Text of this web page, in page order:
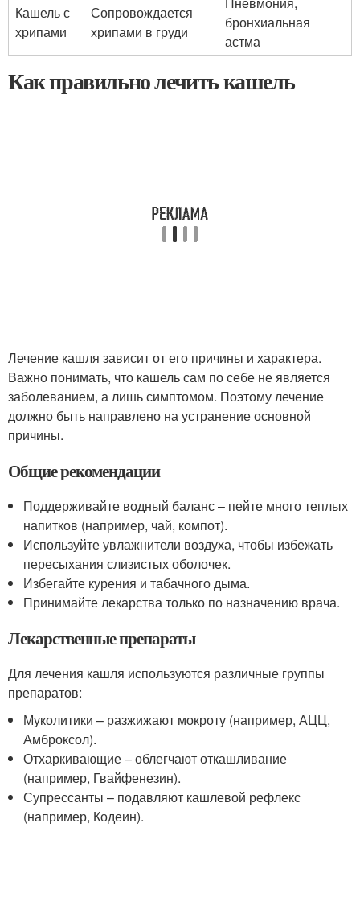
Кашель с
хрипами
Сопровождается
хрипами в груди
бронхиальная
астма
Как правильно лечить кашель
Лечение кашля зависит от его причины и характера.
Важно понимать, что кашель сам по себе не является
заболеванием, а лишь симптомом. Поэтому лечение
должно быть направлено на устранение основной
причины.
Общие рекомендации
Поддерживайте водный баланс – пейте много теплых
напитков (например, чай, компот).
Используйте увлажнители воздуха, чтобы избежать
пересыхания слизистых оболочек.
Избегайте курения и табачного дыма.
Принимайте лекарства только по назначению врача.
Лекарственные препараты
Для лечения кашля используются различные группы
препаратов:
Муколитики – разжижают мокроту (например, АЦЦ,
Амброксол).
Отхаркивающие – облегчают откашливание
(например, Гвайфенезин).
Супрессанты – подавляют кашлевой рефлекс
(например, Кодеин).